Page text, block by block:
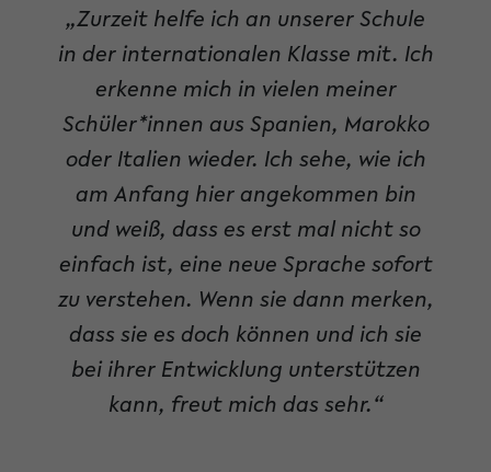
„Zurzeit helfe ich an unserer Schule
in der internationalen Klasse mit. Ich
erkenne mich in vielen meiner
Schüler*innen aus Spanien, Marokko
oder Italien wieder. Ich sehe, wie ich
am Anfang hier angekommen bin
und weiß, dass es erst mal nicht so
einfach ist, eine neue Sprache sofort
zu verstehen. Wenn sie dann merken,
dass sie es doch können und ich sie
bei ihrer Entwicklung unterstützen
kann, freut mich das sehr.“